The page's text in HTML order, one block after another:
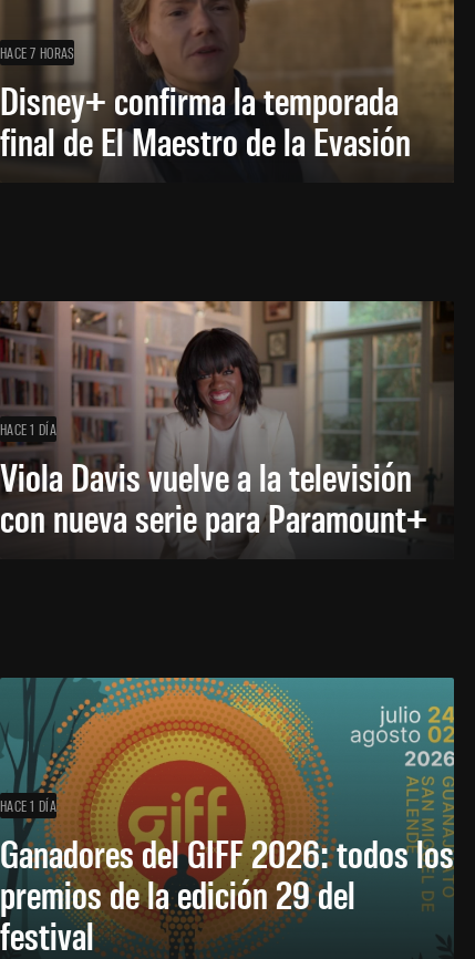
HACE 7 HORAS
Disney+ confirma la temporada
final de El Maestro de la Evasión
HACE 1 DÍA
Viola Davis vuelve a la televisión
con nueva serie para Paramount+
HACE 1 DÍA
Ganadores del GIFF 2026: todos los
premios de la edición 29 del
festival